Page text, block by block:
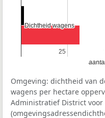
25
25
Dichtheid wagens
Dichtheid wagens
Omgeving: dichtheid van
wagens per hectare
Administratief District voor